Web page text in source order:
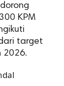
KPM
target
2026.